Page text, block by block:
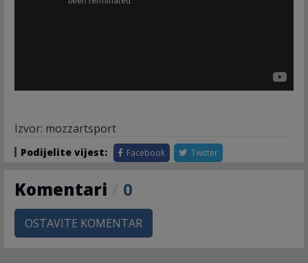
Izvor: mozzartsport
Podijelite vijest: Facebook Twitter
Komentari 0
OSTAVITE KOMENTAR